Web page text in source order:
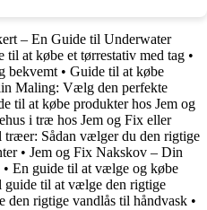
– En Guide til Underwater
til at købe et tørrestativ med tag •
bekvemt • Guide til at købe
Maling: Vælg den perfekte
til at købe produkter hos Jem og
i træ hos Jem og Fix eller
træer: Sådan vælger du den rigtige
• Jem og Fix Nakskov – Din
• En guide til at vælge og købe
guide til at vælge den rigtige
den rigtige vandlås til håndvask •